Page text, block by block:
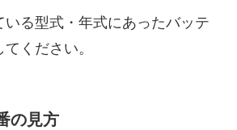
いる型式・年式にあったバッテ
ください。
の見方